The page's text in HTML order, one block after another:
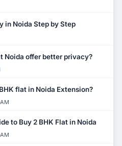
in Noida Step by Step
Noida offer better privacy?
flat in Noida Extension?
to Buy 2 BHK Flat in Noida